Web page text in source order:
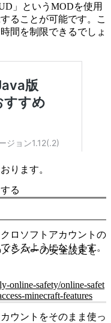
」というMODを使用
ることが可能です。こ
間を制限できるでしょ
ります。
る
ロソフトアカウントの
きるようになります。
ンバーの安全設定を
online-safety/online-safet
minecraft-features
ウントをそのまま使っ